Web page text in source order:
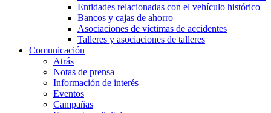
Entidades relacionadas con el vehículo histórico
Bancos y cajas de ahorro
Asociaciones de víctimas de accidentes
Talleres y asociaciones de talleres
Comunicación
Atrás
Notas de prensa
Información de interés
Eventos
Campañas